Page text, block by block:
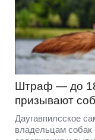
Штраф — до
призывают
Даугавпилсское
владельцам собак